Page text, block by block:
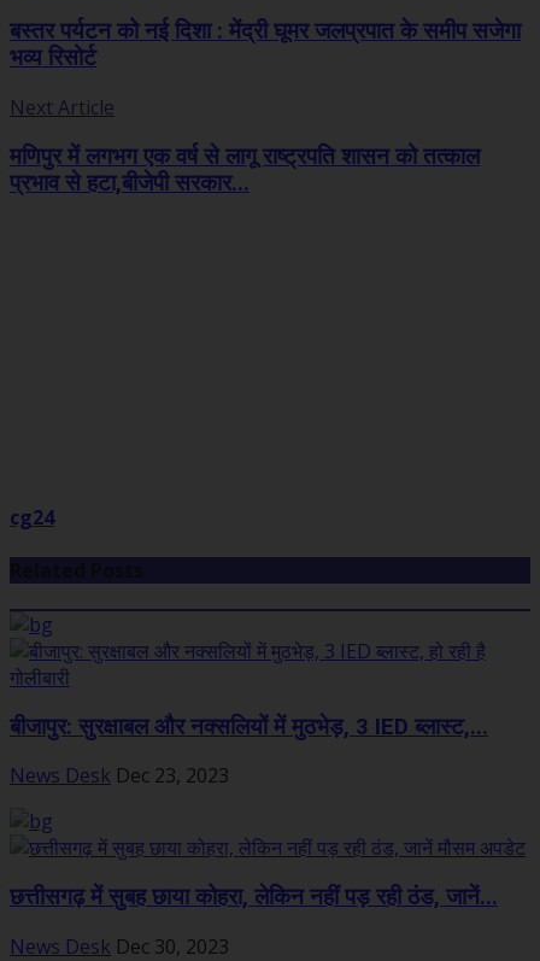
बस्तर पर्यटन को नई दिशा : मेंद्री घूमर जलप्रपात के समीप सजेगा
भव्य रिसोर्ट
Next Article
मणिपुर में लगभग एक वर्ष से लागू राष्ट्रपति शासन को तत्काल
प्रभाव से हटा,बीजेपी सरकार...
cg24
बीजापुर: सुरक्षाबल और नक्सलियों में मुठभेड़, 3 IED ब्लास्ट,...
News Desk Dec 23, 2023
छत्तीसगढ़ में सुबह छाया कोहरा, लेकिन नहीं पड़ रही ठंड, जानें...
News Desk Dec 30, 2023